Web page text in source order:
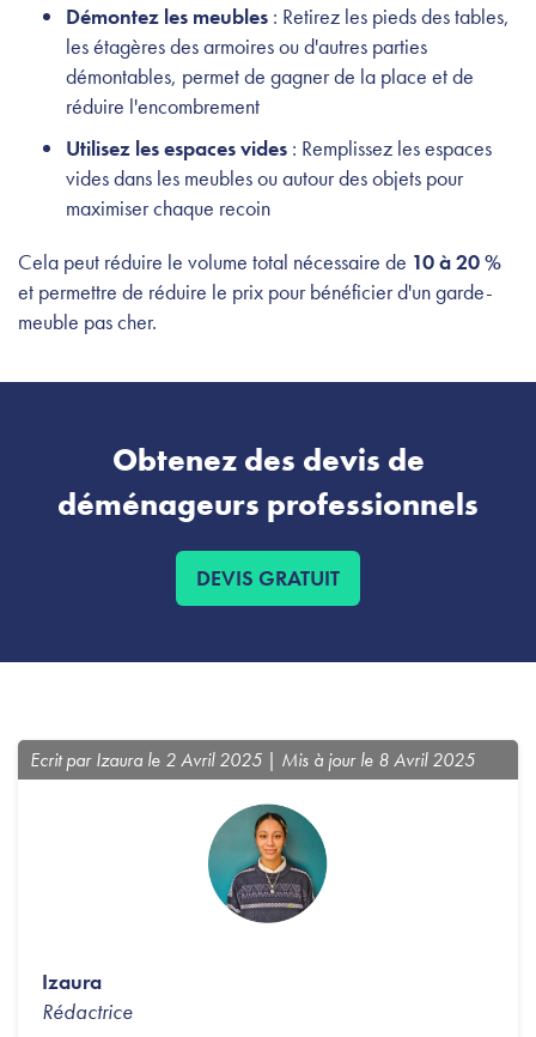
Démontez les meubles : Retirez les pieds des tables,
les étagères des armoires ou d'autres parties
démontables, permet de gagner de la place et de
réduire l'encombrement
Utilisez les espaces vides : Remplissez les espaces
vides dans les meubles ou autour des objets pour
maximiser chaque recoin
Cela peut réduire le volume total nécessaire de 10 à 20 %
et permettre de réduire le prix pour bénéficier d'un garde-
meuble pas cher.
Obtenez des devis de
déménageurs professionnels
DEVIS GRATUIT
Ecrit par Izaura le 2 Avril 2025 | Mis à jour le 8 Avril 2025
Izaura
Rédactrice